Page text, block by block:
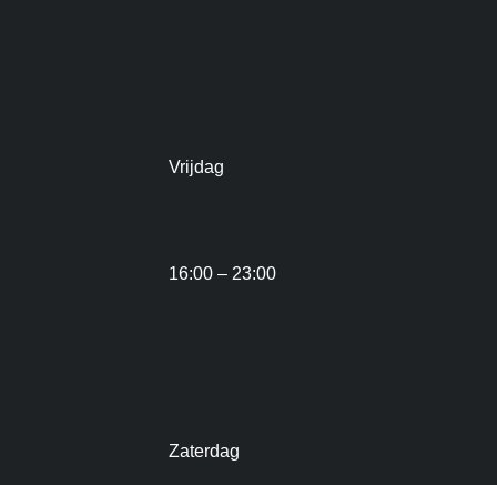
Vrijdag
16:00 – 23:00
Zaterdag